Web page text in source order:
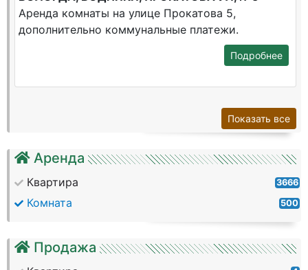
Аренда
Квартира 3666
Комната 500
Продажа
Аренда комнаты на улице Прокатова 5,
дополнительно коммунальные платежи.
Подробнее
Показать все